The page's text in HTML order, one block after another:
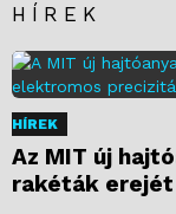
HÍREK
HÍREK
Az MIT új
rakéták